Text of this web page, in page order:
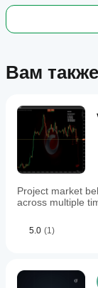
support
traders
analyzing
volume
trends
and
market
structure
changes.
Профиль
Вам
Project market
across multiple
5.0 (1)